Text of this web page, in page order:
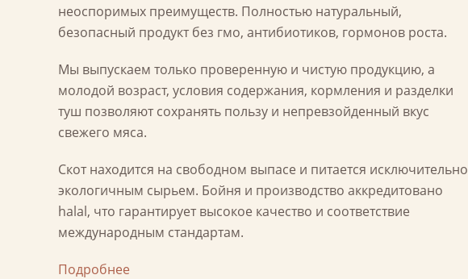
неоспоримых преимуществ. Полностью натуральный,
безопасный продукт без гмо, антибиотиков, гормонов роста.
Мы выпускаем только проверенную и чистую продукцию, а
молодой возраст, условия содержания, кормления и разделки
туш позволяют сохранять пользу и непревзойденный вкус
свежего мяса.
Скот находится на свободном выпасе и питается исключительно
экологичным сырьем. Бойня и производство аккредитовано
halal, что гарантирует высокое качество и соответствие
международным стандартам.
Подробнее